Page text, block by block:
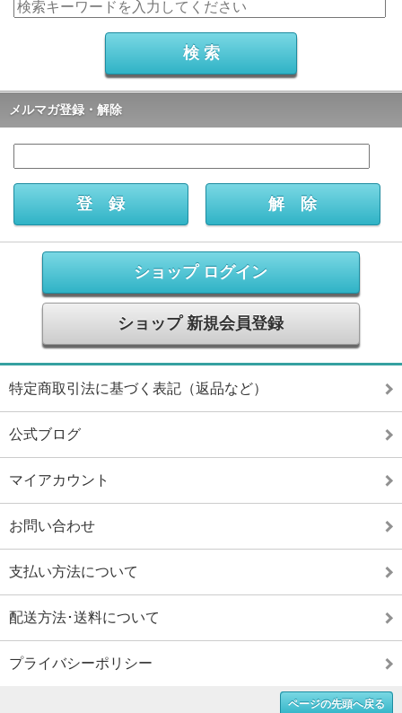
メルマガ登録・解除
ショップ ログイン
ショップ 新規会員登録
特定商取引法に基づく表記（返品など）
公式ブログ
マイアカウント
お問い合わせ
支払い方法について
配送方法･送料について
プライバシーポリシー
ページの先頭へ戻る